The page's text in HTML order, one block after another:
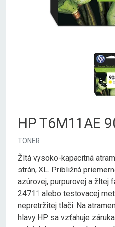
HP T6M11AE
TONER
Žltá vysoko-kapacitná
strán, XL. Približná
azúrovej, purpurovej a žltej
24711 alebo testovacej
nepretržitej tlači. Na
hlavy HP sa vzťahuje